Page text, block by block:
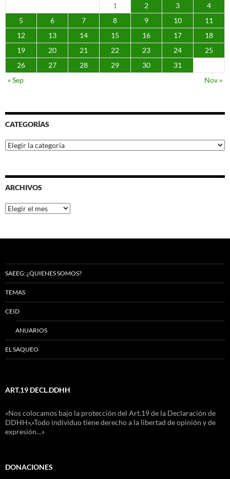
1
2 3
4
5
6 7 8 9 10
11
12
13 14 15 16 17
18
19
20 21 22 23 24
25
26
27 28 29 30
31
« Sep
Nov »
CATEGORÍAS
Categorías
ARCHIVOS
Archivos
SAEEG: ¿QUIENES SOMOS?
TEMAS
CEID
ANUARIOS
EL SAQUEO
ART.19 DECL.DDHH
«Nos colocamos bajo la protección del Art.19 de la Declaración de
DDHH»,»Todo individuo tiene derecho a la libertad de opinión y de
expresión…»
DONACIONES